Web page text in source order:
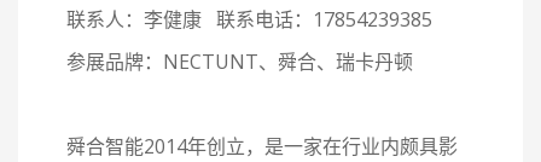
联系人：李健康 联系电话：17854239385
参展品牌：NECTUNT、舜合、瑞卡丹顿
舜合智能2014年创立，是一家在行业内颇具影